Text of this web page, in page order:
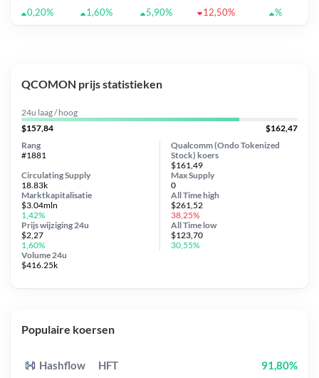
0,20%
1,60% 5,90% 12,50% %
QCOMON prijs statistieken
24u laag / hoog
$157,84
$162,47
Qualcomm (Ondo Tokenized
Stock) koers
$161,49
Circulating Supply
18.83k
Prijs wijziging 24u
$2,27
1,60%
Max Supply
0
Marktkapitalisatie
$3.04mln
1,42%
Volume 24u
$416.25k
Rang
#1881
All Timehigh
$261,52
38,25%
All Time low
$123,70
30,55%
Populaire koersen
Hashflow HFT 91,80%